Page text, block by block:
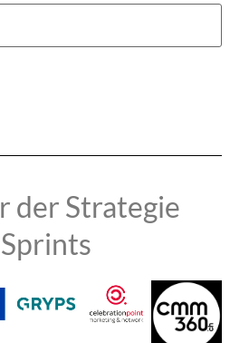
der Strategie
Sprints